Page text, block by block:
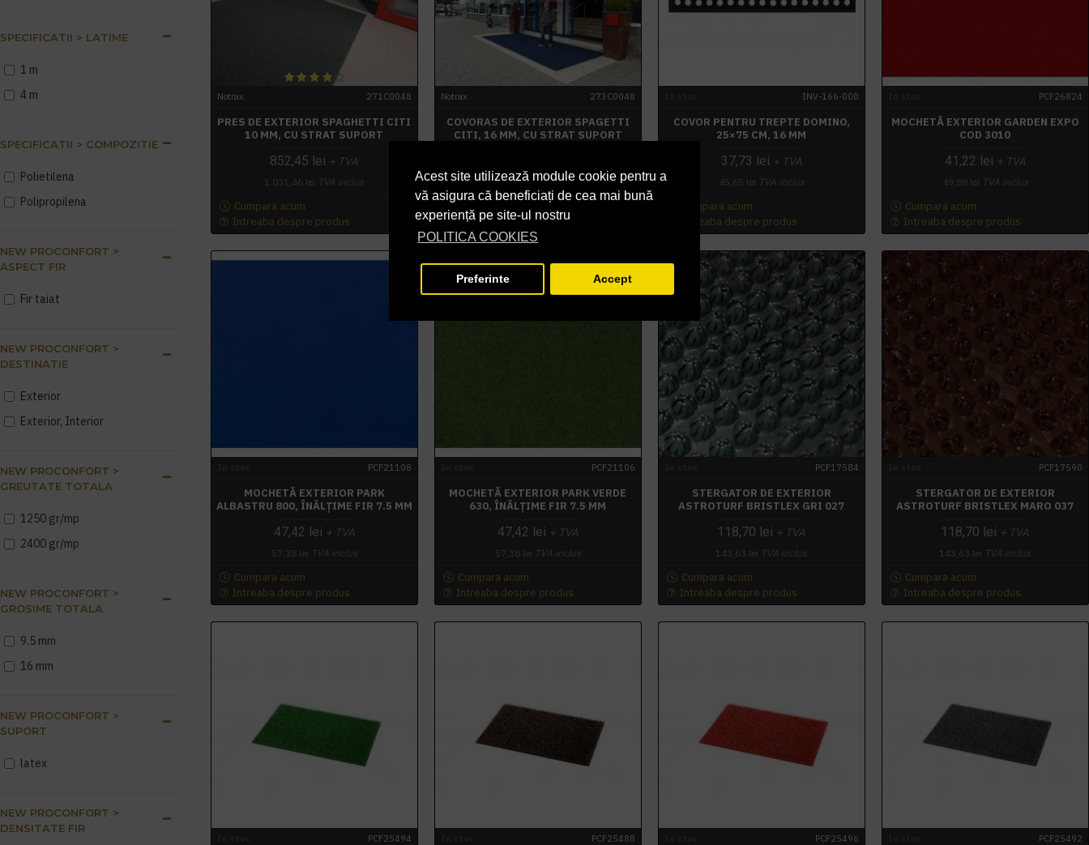
Acest site utilizează module cookie pentru a
vă asigura că beneficiați de cea mai bună
experiență pe site-ul nostru
POLITICA COOKIES
Preferinte Accept
SPECIFICATII > LATIME
1 m
4 m
SPECIFICATII > COMPOZITIE
Polietilena
Polipropilena
NEW PROCONFORT >
ASPECT FIR
Fir taiat
NEW PROCONFORT >
DESTINATIE
Exterior
Exterior, Interior
NEW PROCONFORT >
GREUTATE TOTALA
1250 gr/mp
2400 gr/mp
NEW PROCONFORT >
GROSIME TOTALA
9.5 mm
16 mm
NEW PROCONFORT >
SUPORT
latex
NEW PROCONFORT >
DENSITATE FIR
Notrax 271C0048
PRES DE EXTERIOR SPAGHETTI CITI
10 MM, CU STRAT SUPORT
852,45 lei + TVA
1.031,46 lei TVA inclus
Cumpara acum
Intreaba despre produs
Notrax 273C0048
COVORAS DE EXTERIOR SPAGETTI
CITI, 16 MM, CU STRAT SUPORT
1.073,12 lei TVA inclus
Cumpara acum
Intreaba despre produs
INV-166-000
COVOR PENTRU TREPTE DOMINO,
25×75 CM, 16 MM
37,73 lei + TVA
45,65 lei TVA inclus
Cumpara acum
Intreaba despre produs
PCF26824
MOCHETĂ EXTERIOR GARDEN EXPO
COD 3010
41,22 lei + TVA
49,88 lei TVA inclus
Cumpara acum
Intreaba despre produs
PCF21108
MOCHETĂ EXTERIOR PARK
ALBASTRU 800, ÎNĂLȚIME FIR 7.5 MM
47,42 lei + TVA
57,38 lei TVA inclus
Cumpara acum
Intreaba despre produs
PCF21106
MOCHETĂ EXTERIOR PARK VERDE
630, ÎNĂLȚIME FIR 7.5 MM
47,42 lei + TVA
57,38 lei TVA inclus
Cumpara acum
Intreaba despre produs
PCF17584
STERGATOR DE EXTERIOR
ASTROTURF BRISTLEX GRI 027
118,70 lei + TVA
143,63 lei TVA inclus
Cumpara acum
Intreaba despre produs
PCF17590
STERGATOR DE EXTERIOR
ASTROTURF BRISTLEX MARO 037
118,70 lei + TVA
143,63 lei TVA inclus
Cumpara acum
Intreaba despre produs
PCF25494 PCF25488 PCF25496 PCF25492